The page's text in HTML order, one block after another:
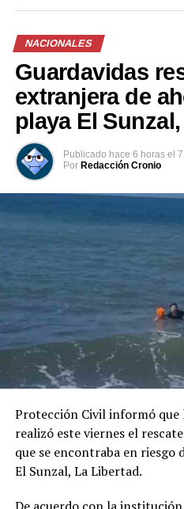
NACIONALES
Guardavidas
extranjera de
playa El
Publicado hace 6 horas el
Por Redacción Cronio
Protección Civil informó que
realizó este viernes el
que se encontraba en riesgo
El Sunzal, La Libertad.